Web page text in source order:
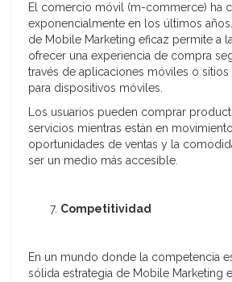
El comercio móvil (m-commerce) ha
exponencialmente en los últimos
de Mobile Marketing eficaz permite a
ofrecer una experiencia de compra
través de aplicaciones móviles o
para dispositivos móviles.
Los usuarios pueden comprar
servicios mientras están en
oportunidades de ventas y la
ser un medio más accesible.
Competitividad
En un mundo donde la competencia
sólida estrategia de Mobile Marketing